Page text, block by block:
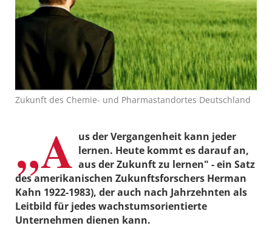
Zukunft des Chemie- und Pharmastandortes Deutschland
„A us der Vergangenheit kann jeder
lernen. Heute kommt es darauf an,
aus der Zukunft zu lernen" - ein Satz
des amerikanischen Zukunftsforschers Herman
Kahn 1922-1983), der auch nach Jahrzehnten als
Leitbild für jedes wachstumsorientierte
Unternehmen dienen kann.